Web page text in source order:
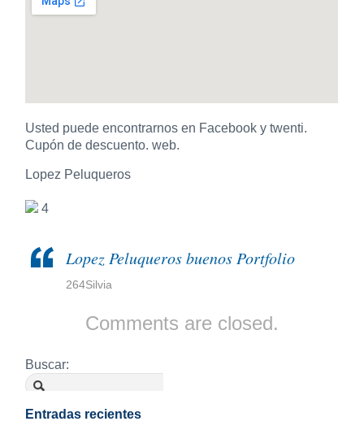
Usted puede encontrarnos en Facebook y twenti.
Cupón de descuento. web.
Lopez Peluqueros
4
Lopez Peluqueros buenos Portfolio
264Silvia
Comments are closed.
Buscar:
Entradas recientes